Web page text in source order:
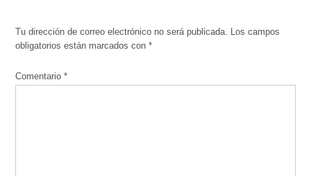
Tu dirección de correo electrónico no será publicada. Los campos
obligatorios están marcados con*
Comentario*